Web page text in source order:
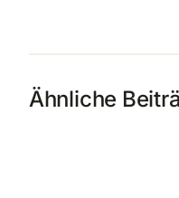
Ähnliche